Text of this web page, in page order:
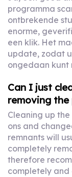
programma
ontbrekende
enorme,
een klik. Het
update, zodat
ongedaan kunt
Can I just
removing the
Cleaning up
ons and
remnants will
completely
therefore
completely